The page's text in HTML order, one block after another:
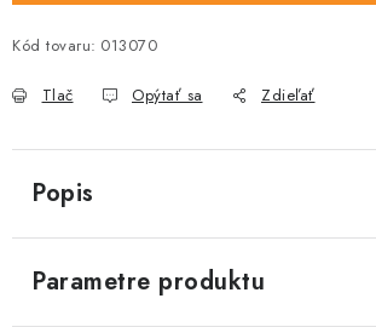
Kód tovaru: 013070
Tlač Opýtať sa Zdieľať
Popis
Parametre produktu